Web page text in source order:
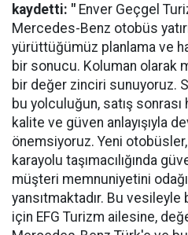
kaydetti: " Enver Geçgel
Mercedes-Benz otobüs
yürüttüğümüz planlama ve
bir sonucu. Koluman olarak
bir değer zinciri sunuyoruz.
bu yolculuğun, satış
kalite ve güven anlayışıyla
önemsiyoruz. Yeni otobüsler,
karayolu taşımacılığında
müşteri memnuniyetini
yansıtmaktadır. Bu
için EFG Turizm ailesine,